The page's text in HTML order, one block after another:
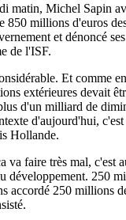
matin, Michel Sapin
850 millions d'euros
et dénoncé
de l'ISF.
Et comme
extérieures devait
d'un milliard de
d'aujourd'hui,
Hollande.
va faire très mal, c'est
développement. 250
accordé 250 millions